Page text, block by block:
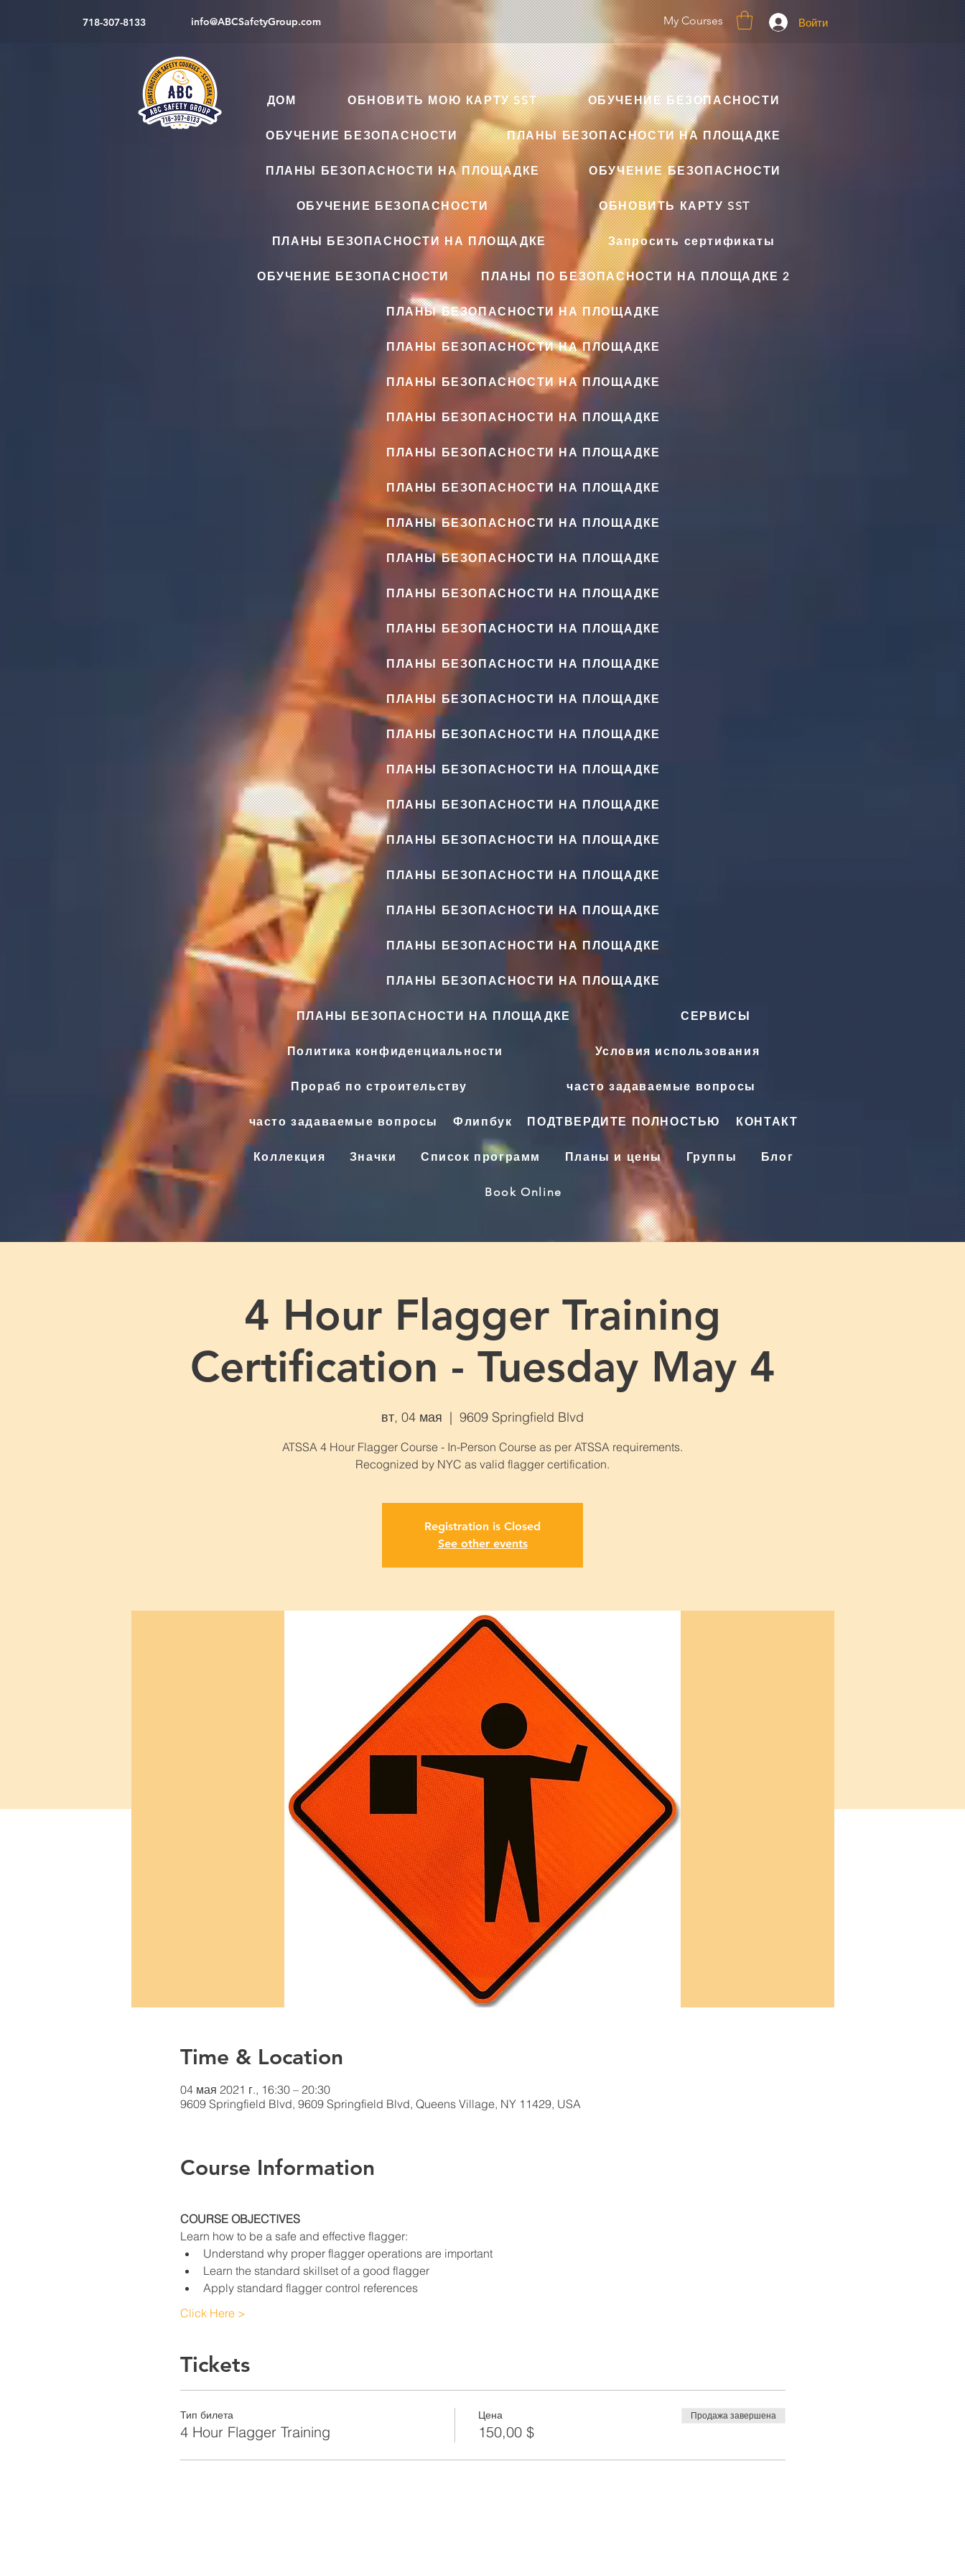
718-307-8133 info@ABCSafetyGroup.com My Courses Войти
ДОМ ОБНОВИТЬ МОЮ КАРТУ SST ОБУЧЕНИЕ БЕЗОПАСНОСТИ
ОБУЧЕНИЕ БЕЗОПАСНОСТИ ПЛАНЫ БЕЗОПАСНОСТИ НА ПЛОЩАДКЕ
ПЛАНЫ БЕЗОПАСНОСТИ НА ПЛОЩАДКЕ ОБУЧЕНИЕ БЕЗОПАСНОСТИ
ОБУЧЕНИЕ БЕЗОПАСНОСТИ ОБНОВИТЬ КАРТУ SST
ПЛАНЫ БЕЗОПАСНОСТИ НА ПЛОЩАДКЕ Запросить сертификаты
ОБУЧЕНИЕ БЕЗОПАСНОСТИ ПЛАНЫ ПО БЕЗОПАСНОСТИ НА ПЛОЩАДКЕ 2
ПЛАНЫ БЕЗОПАСНОСТИ НА ПЛОЩАДКЕ
ПЛАНЫ БЕЗОПАСНОСТИ НА ПЛОЩАДКЕ
ПЛАНЫ БЕЗОПАСНОСТИ НА ПЛОЩАДКЕ
ПЛАНЫ БЕЗОПАСНОСТИ НА ПЛОЩАДКЕ
ПЛАНЫ БЕЗОПАСНОСТИ НА ПЛОЩАДКЕ
ПЛАНЫ БЕЗОПАСНОСТИ НА ПЛОЩАДКЕ
ПЛАНЫ БЕЗОПАСНОСТИ НА ПЛОЩАДКЕ
ПЛАНЫ БЕЗОПАСНОСТИ НА ПЛОЩАДКЕ
ПЛАНЫ БЕЗОПАСНОСТИ НА ПЛОЩАДКЕ
ПЛАНЫ БЕЗОПАСНОСТИ НА ПЛОЩАДКЕ
ПЛАНЫ БЕЗОПАСНОСТИ НА ПЛОЩАДКЕ
ПЛАНЫ БЕЗОПАСНОСТИ НА ПЛОЩАДКЕ
ПЛАНЫ БЕЗОПАСНОСТИ НА ПЛОЩАДКЕ
ПЛАНЫ БЕЗОПАСНОСТИ НА ПЛОЩАДКЕ
ПЛАНЫ БЕЗОПАСНОСТИ НА ПЛОЩАДКЕ
ПЛАНЫ БЕЗОПАСНОСТИ НА ПЛОЩАДКЕ
ПЛАНЫ БЕЗОПАСНОСТИ НА ПЛОЩАДКЕ
ПЛАНЫ БЕЗОПАСНОСТИ НА ПЛОЩАДКЕ
ПЛАНЫ БЕЗОПАСНОСТИ НА ПЛОЩАДКЕ
ПЛАНЫ БЕЗОПАСНОСТИ НА ПЛОЩАДКЕ
ПЛАНЫ БЕЗОПАСНОСТИ НА ПЛОЩАДКЕ СЕРВИСЫ
Политика конфиденциальности Условия использования
Прораб по строительству часто задаваемые вопросы
часто задаваемые вопросы Флипбук ПОДТВЕРДИТЕ ПОЛНОСТЬЮ КОНТАКТ
Коллекция Значки Список программ Планы и цены Группы Блог
Book Online
4 Hour Flagger Training
Certification - Tuesday May 4
вт, 04 мая
  |
9609 Springfield Blvd
ATSSA 4 Hour Flagger Course - In-Person Course as per ATSSA requirements.
Recognized by NYC as valid flagger certification.
Registration is Closed
See other events
Time & Location
04 мая 2021 г., 16:30 – 20:30
9609 Springfield Blvd, 9609 Springfield Blvd, Queens Village, NY 11429, USA
Course Information
COURSE OBJECTIVES
Learn how to be a safe and effective flagger:
Understand why proper flagger operations are important
Learn the standard skillset of a good flagger
Apply standard flagger control references
Click Here >
Tickets
Тип билета
4 Hour Flagger Training
Цена
150,00 $
Продажа завершена